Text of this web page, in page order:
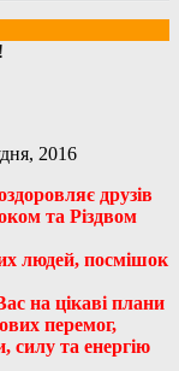
2016
друзів
та Різдвом
людей, посмішок
на цікаві плани
перемог,
силу та енергію